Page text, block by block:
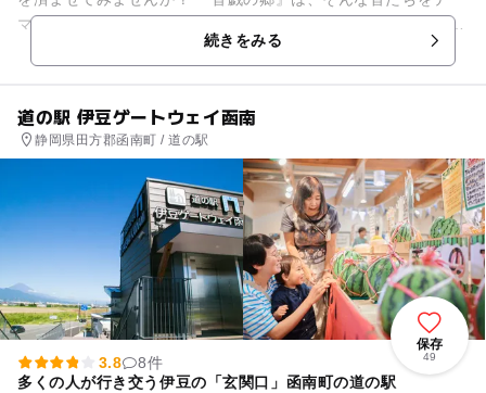
マとした体験型ミュージアムです。 昔懐かしい音、心を癒して
続きをみる
道の駅 伊豆ゲートウェイ函南
静岡県田方郡函南町 / 道の駅
保存
49
3.8
8件
多くの人が行き交う伊豆の「玄関口」函南町の道の駅